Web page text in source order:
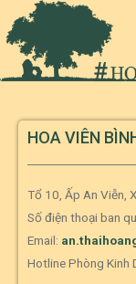
HOA VIÊN
Tổ 10, Ấp An Viễn,
Số điện thoại ban
Email:
Hotline Phòng Kinh